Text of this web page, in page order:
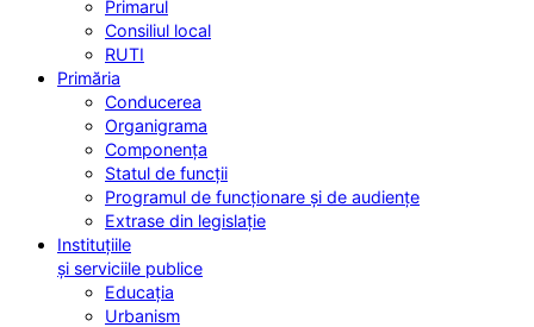
Primarul
Consiliul local
RUTI
Primăria
Conducerea
Organigrama
Componența
Statul de funcții
Programul de funcționare și de audiențe
Extrase din legislație
Instituțiile
și serviciile publice
Educația
Urbanism